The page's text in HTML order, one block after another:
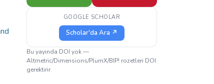
GOOGLE SCHOLAR
Scholar'da Ara ↗
Bu yayında DOI yok —
Altmetric/Dimensions/PlumX/BIP! rozetleri DOI
gerektirir.